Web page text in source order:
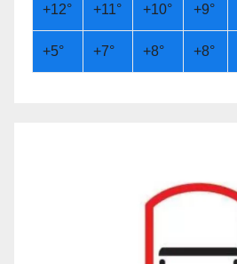
+12° +11° +10° +9°
+5° +7° +8° +8°